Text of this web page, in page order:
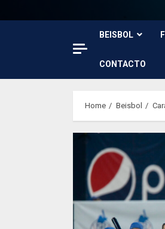
BEISBOL
CONTACTO
Home Beisbol